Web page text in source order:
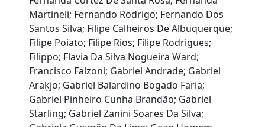
Martineli; Fernando Rodrigo; Fernando Dos
Santos Silva; Filipe Calheiros De Albuquerque;
Filipe Poiato; Filipe Rios; Filipe Rodrigues;
Filippo; Flavia Da Silva Nogueira Ward;
Francisco Falzoni; Gabriel Andrade; Gabriel
Araķjo; Gabriel Balardino Bogado Faria;
Gabriel Pinheiro Cunha Brandão; Gabriel
Starling; Gabriel Zanini Soares Da Silva;